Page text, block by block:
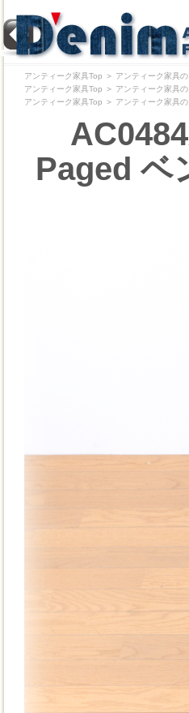
アンティーク家具Top ＞ アンティーク家具
アンティーク家具Top ＞ アンティーク家具
アンティーク家具Top ＞ アンティーク家具
Paged ベ